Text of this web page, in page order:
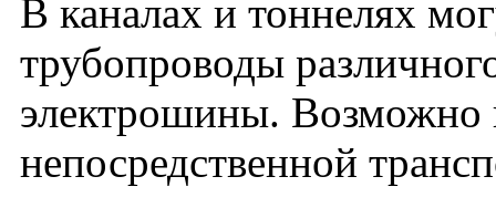
В каналах и тоннелях
трубопроводы
электрошины. Возможно
непосредственной